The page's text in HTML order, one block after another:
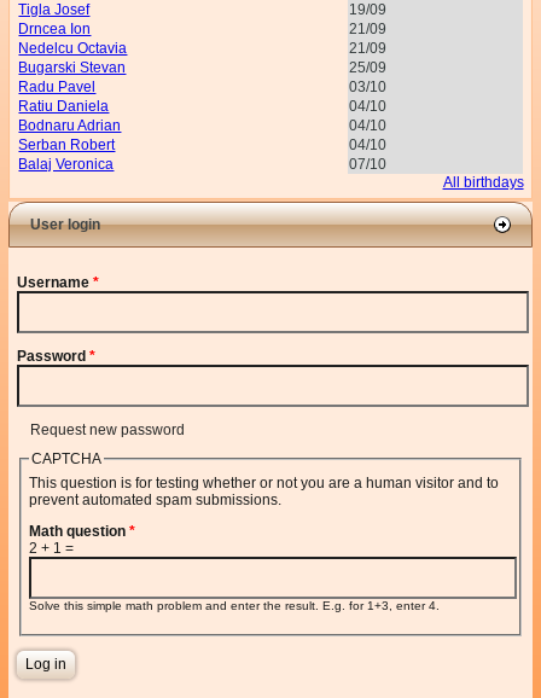
Tigla Josef
19/09
Drncea Ion
21/09
Nedelcu Octavia
21/09
Bugarski Stevan
25/09
Radu Pavel
03/10
Ratiu Daniela
04/10
Bodnaru Adrian
04/10
Serban Robert
04/10
Balaj Veronica
07/10
All birthdays
User login
Username*
Password*
Request new password
CAPTCHA
This question is for testing whether or not you are a human visitor and to
prevent automated spam submissions.
Math question*
2 + 1 =
Solve this simple math problem and enter the result. E.g. for 1+3, enter 4.